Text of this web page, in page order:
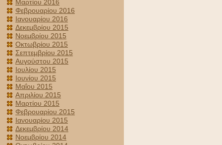
Μαρτίου 2016
Φεβρουαρίου 2016
Ιανουαρίου 2016
Δεκεμβρίου 2015
Νοεμβρίου 2015
Οκτωβρίου 2015
Σεπτεμβρίου 2015
Αυγούστου 2015
Ιουλίου 2015
Ιουνίου 2015
Μαΐου 2015
Απριλίου 2015
Μαρτίου 2015
Φεβρουαρίου 2015
Ιανουαρίου 2015
Δεκεμβρίου 2014
Νοεμβρίου 2014